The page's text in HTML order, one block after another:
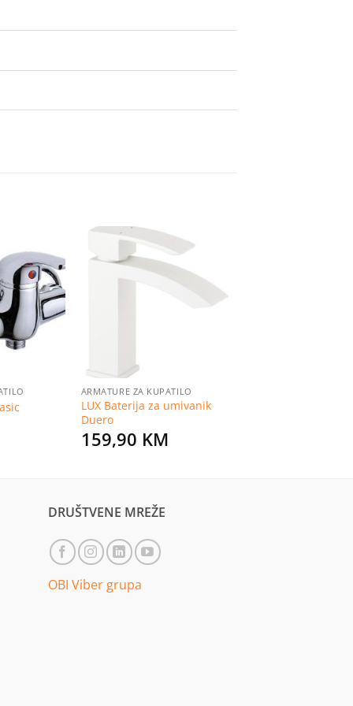
Dodaj
na
listu
želja
na
želja
ARMATURE ZA KUPATILO
LUX Baterija za umivanik
Duero
159,90 KM
DRUŠTVENE MREŽE
OBI Viber grupa